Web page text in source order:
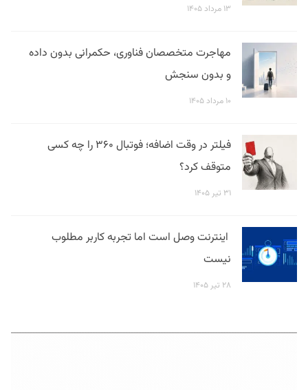
۱۳ مرداد ۱۴۰۵
مهاجرت متخصصان فناوری، حکمرانی بدون داده
و بدون سنجش
۱۰ مرداد ۱۴۰۵
فیلتر در وقت اضافه؛ فوتبال ۳۶۰ را چه کسی
متوقف کرد؟
۳۱ تیر ۱۴۰۵
اینترنت وصل است اما تجربه کاربر مطلوب
نیست
۲۸ تیر ۱۴۰۵